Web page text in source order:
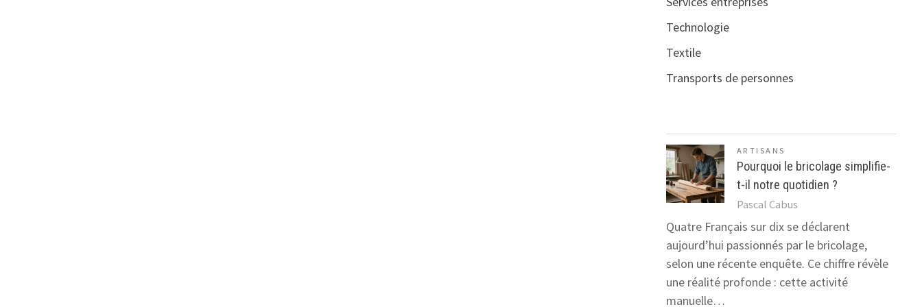
Technologie
Textile
Transports de personnes
ARTISANS
Pourquoi le bricolage simplifie-
t-il notre quotidien ?
Pascal Cabus
Quatre Français sur dix se déclarent
aujourd’hui passionnés par le bricolage,
selon une récente enquête. Ce chiffre révèle
une réalité profonde : cette activité
manuelle…